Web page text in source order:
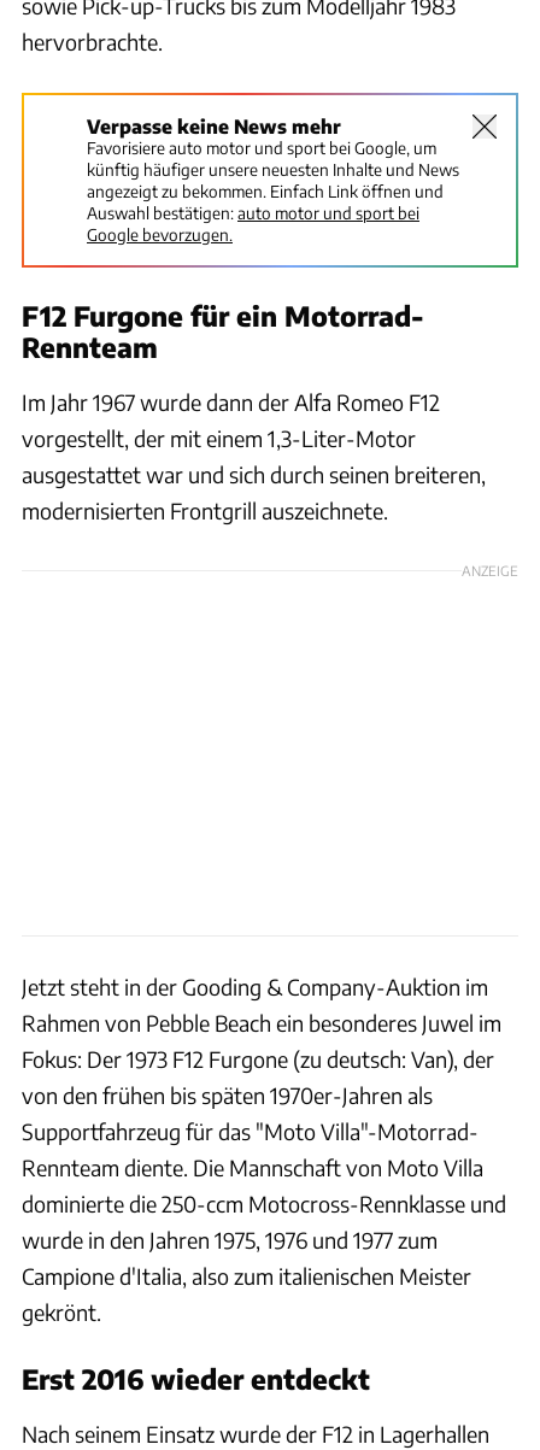
sowie Pick-up-Trucks bis zum Modelljahr 1983
hervorbrachte.
Verpasse keine News mehr
Favorisiere auto motor und sport bei Google, um
künftig häufiger unsere neuesten Inhalte und News
angezeigt zu bekommen. Einfach Link öffnen und
Auswahl bestätigen:auto motor und sport bei
Google bevorzugen.
F12 Furgone für ein Motorrad-
Rennteam
Im Jahr 1967 wurde dann der Alfa Romeo F12
vorgestellt, der mit einem 1,3-Liter-Motor
ausgestattet war und sich durch seinen breiteren,
modernisierten Frontgrill auszeichnete.
ANZEIGE
Jetzt steht in der Gooding & Company-Auktion im
Rahmen von Pebble Beach ein besonderes Juwel im
Fokus: Der 1973 F12 Furgone (zu deutsch: Van), der
von den frühen bis späten 1970er-Jahren als
Supportfahrzeug für das "Moto Villa"-Motorrad-
Rennteam diente. Die Mannschaft von Moto Villa
dominierte die 250-ccm Motocross-Rennklasse und
wurde in den Jahren 1975, 1976 und 1977 zum
Campione d'Italia, also zum italienischen Meister
gekrönt.
Erst 2016 wieder entdeckt
Nach seinem Einsatz wurde der F12 in Lagerhallen